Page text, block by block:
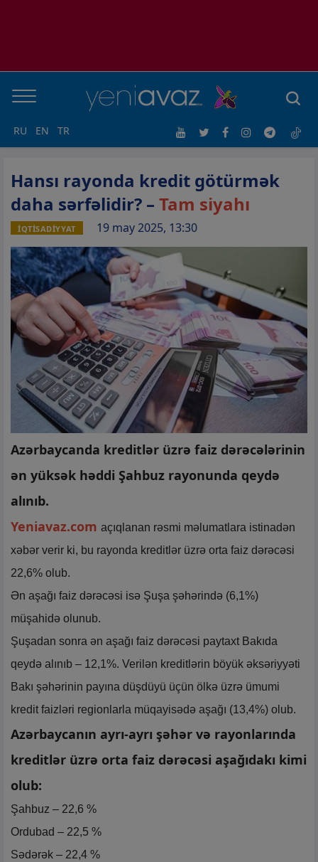
RU EN TR
Hansı rayonda kredit götürmək
daha sərfəlidir? – Tam siyahı
İQTİSADİYYAT 19 may 2025, 13:30
Azərbaycanda kreditlər üzrə faiz dərəcələrinin
ən yüksək həddi Şahbuz rayonunda qeydə
alınıb.
Yeniavaz.com açıqlanan rəsmi məlumatlara istinadən
xəbər verir ki, bu rayonda kreditlər üzrə orta faiz dərəcəsi
22,6% olub.
Ən aşağı faiz dərəcəsi isə Şuşa şəhərində (6,1%)
müşahidə olunub.
Şuşadan sonra ən aşağı faiz dərəcəsi paytaxt Bakıda
qeydə alınıb – 12,1%. Verilən kreditlərin böyük əksəriyyəti
Bakı şəhərinin payına düşdüyü üçün ölkə üzrə ümumi
kredit faizləri regionlarla müqayisədə aşağı (13,4%) olub.
Azərbaycanın ayrı-ayrı şəhər və rayonlarında
kreditlər üzrə orta faiz dərəcəsi aşağıdakı kimi
olub:
Şahbuz – 22,6 %
Ordubad – 22,5 %
Sədərək – 22,4 %